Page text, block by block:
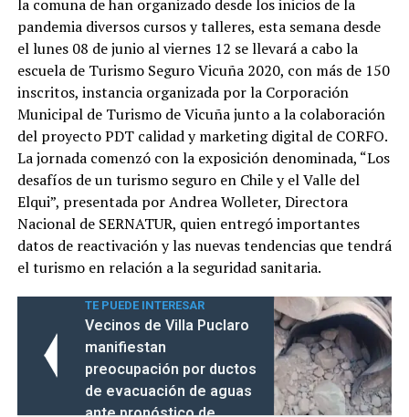
la comuna de han organizado desde los inicios de la
pandemia diversos cursos y talleres, esta semana desde
el lunes 08 de junio al viernes 12 se llevará a cabo la
escuela de Turismo Seguro Vicuña 2020, con más de 150
inscritos, instancia organizada por la Corporación
Municipal de Turismo de Vicuña junto a la colaboración
del proyecto PDT calidad y marketing digital de CORFO.
La jornada comenzó con la exposición denominada, “Los
desafíos de un turismo seguro en Chile y el Valle del
Elqui”, presentada por Andrea Wolleter, Directora
Nacional de SERNATUR, quien entregó importantes
datos de reactivación y las nuevas tendencias que tendrá
el turismo en relación a la seguridad sanitaria.
TE PUEDE INTERESAR
Vecinos de Villa Puclaro
manifiestan
preocupación por ductos
de evacuación de aguas
ante pronóstico de